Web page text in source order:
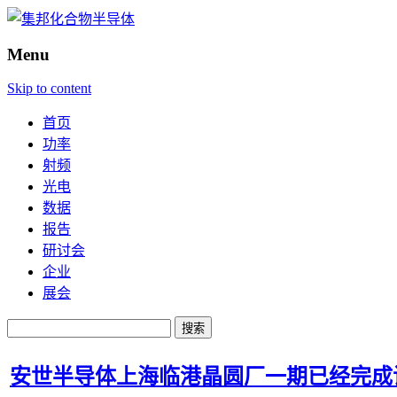
Menu
Skip to content
首页
功率
射频
光电
数据
报告
研讨会
企业
展会
安世半导体上海临港晶圆厂一期已经完